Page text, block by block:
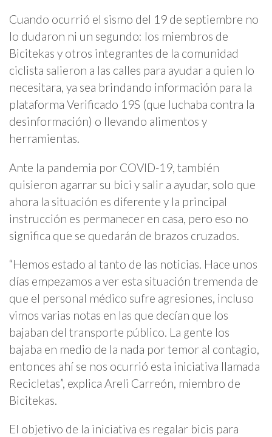
Cuando ocurrió el sismo del 19 de septiembre no
lo dudaron ni un segundo: los miembros de
Bicitekas y otros integrantes de la comunidad
ciclista salieron a las calles para ayudar a quien lo
necesitara, ya sea brindando información para la
plataforma Verificado 19S (que luchaba contra la
desinformación) o llevando alimentos y
herramientas.
Ante la pandemia por COVID-19, también
quisieron agarrar su bici y salir a ayudar, solo que
ahora la situación es diferente y la principal
instrucción es permanecer en casa, pero eso no
significa que se quedarán de brazos cruzados.
“Hemos estado al tanto de las noticias. Hace unos
días empezamos a ver esta situación tremenda de
que el personal médico sufre agresiones, incluso
vimos varias notas en las que decían que los
bajaban del transporte público. La gente los
bajaba en medio de la nada por temor al contagio,
entonces ahí se nos ocurrió esta iniciativa llamada
Recicletas”, explica Areli Carreón, miembro de
Bicitekas.
El objetivo de la iniciativa es regalar bicis para